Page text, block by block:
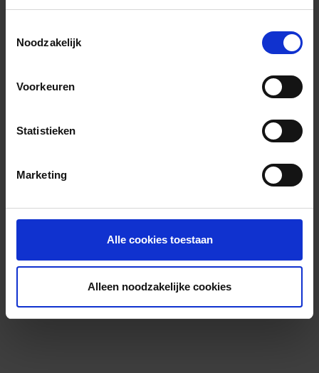
Noodzakelijk
Voorkeuren
Statistieken
Marketing
Alle cookies toestaan
Alleen noodzakelijke cookies